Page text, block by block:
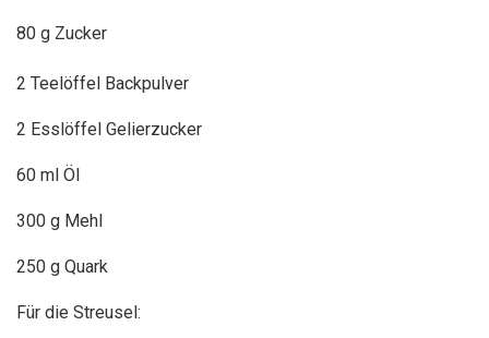
80 g Zucker
2 Teelöffel Backpulver
2 Esslöffel Gelierzucker
60 ml Öl
300 g Mehl
250 g Quark
Für die Streusel: